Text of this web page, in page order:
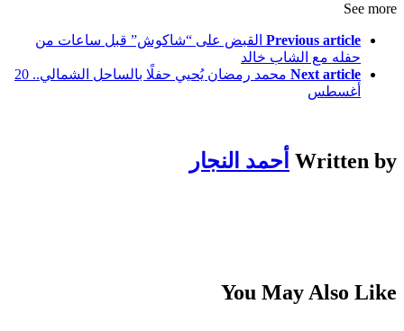
See more
Previous article القبض على “شاكوش” قبل ساعات من
حفله مع الشاب خالد
Next article
محمد رمضان يُحيي حفلًا بالساحل الشمالي.. 20
أغسطس
Written by أحمد النجار
You May Also Like